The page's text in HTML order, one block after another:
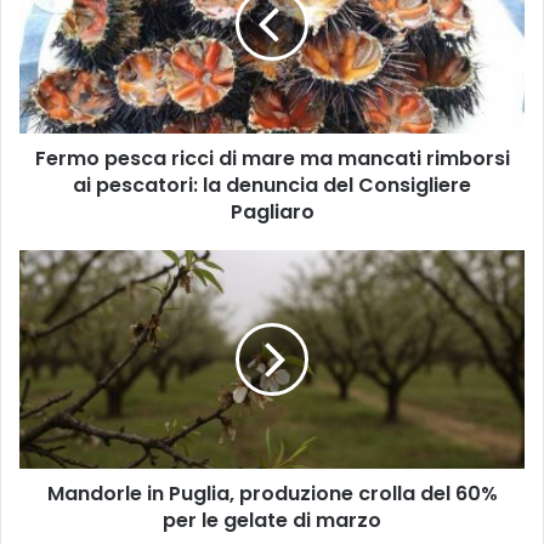
mare
ma
mancati
rimborsi
ai
pescatori:
Consigliere
Pagliaro
Fermo pesca ricci di mare ma mancati rimborsi
ai pescatori: la denuncia del Consigliere
Pagliaro
Mandorle
in
Puglia,
produzione
crolla
del
60%
per
le
gelateMandorle in Puglia, produzione crolla del 60%
per le gelate di marzo